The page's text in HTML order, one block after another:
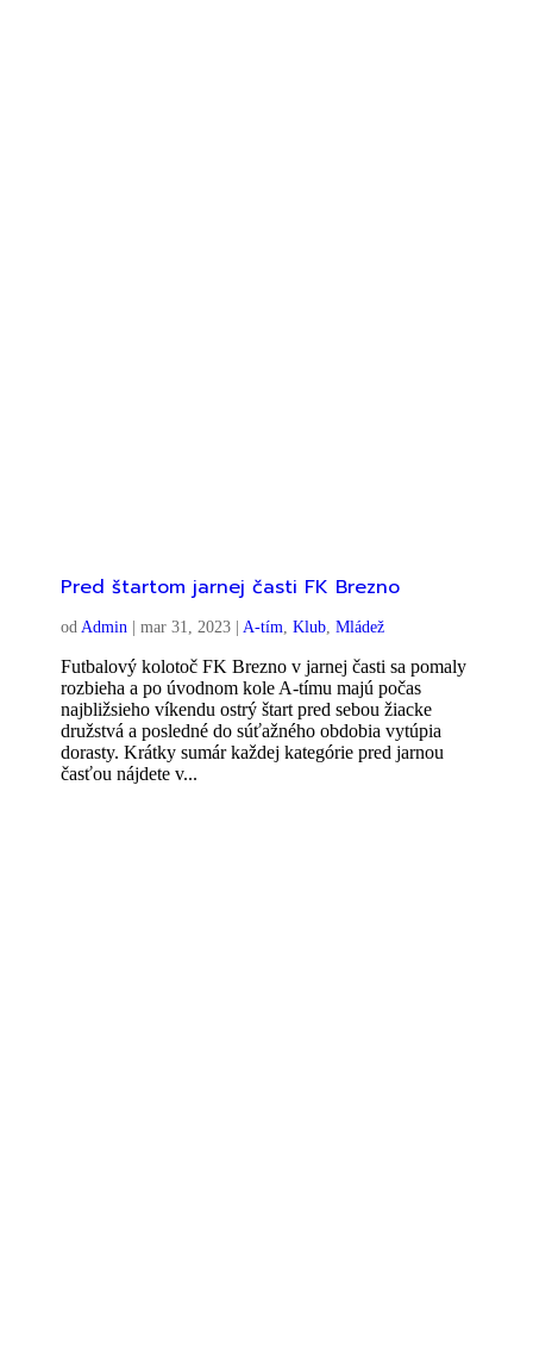
Pred štartom jarnej časti FK Brezno
od Admin |mar 31, 2023 | A-tím ,Klub ,Mládež
Futbalový kolotoč FK Brezno v jarnej časti sa pomaly
rozbieha a po úvodnom kole A-tímu majú počas
najbližsieho víkendu ostrý štart pred sebou žiacke
družstvá a posledné do súťažného obdobia vytúpia
dorasty. Krátky sumár každej kategórie pred jarnou
časťou nájdete v...